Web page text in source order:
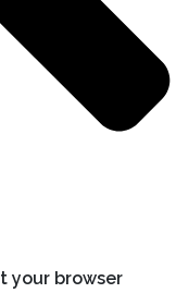
your browser